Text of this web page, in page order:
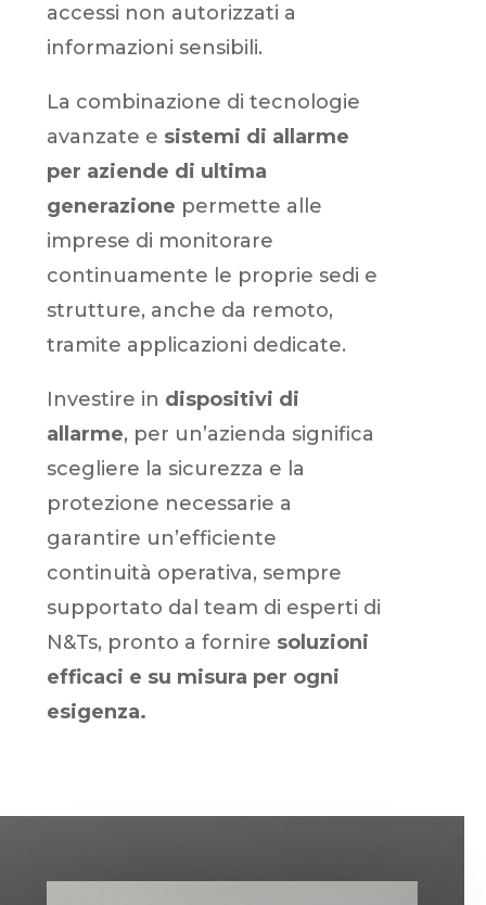
accessi non autorizzati a
informazioni sensibili.
La combinazione di tecnologie
avanzate e sistemi di allarme
per aziende di ultima
generazione permette alle
imprese di monitorare
continuamente le proprie sedi e
strutture, anche da remoto,
tramite applicazioni dedicate.
Investire in dispositivi di
allarme, per un’azienda significa
scegliere la sicurezza e la
protezione necessarie a
garantire un’efficiente
continuità operativa, sempre
supportato dal team di esperti di
N&Ts, pronto a fornire soluzioni
efficaci e su misura per ogni
esigenza.